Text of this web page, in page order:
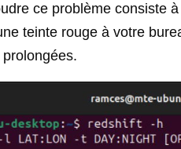
ce problème consiste
teinte rouge à votre